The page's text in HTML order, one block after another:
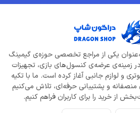
از سال 1396 به‌عنوان یکی از مراجع تخصصی حوزه‌ی گیمینگ
در زمینه‌ی عرضه‌ی کنسول‌های بازی، تجهیزات
و لوازم جانبی آغاز کرده است. ما با تکیه
منصفانه و پشتیبانی حرفه‌ای، تلاش می‌کنیم
از خرید را برای کاربران فراهم کنیم.